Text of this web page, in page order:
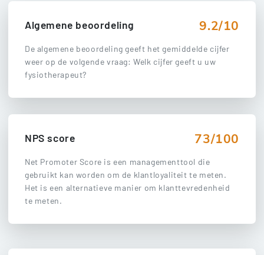
Algemene beoordeling 9.2/10
De algemene beoordeling geeft het gemiddelde cijfer
weer op de volgende vraag: Welk cijfer geeft u uw
fysiotherapeut?
NPS score 73/100
Net Promoter Score is een managementtool die
gebruikt kan worden om de klantloyaliteit te meten.
Het is een alternatieve manier om klanttevredenheid
te meten.